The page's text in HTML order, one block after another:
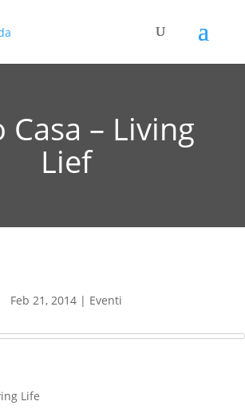
Casa – Living
Lief
Feb 21, 2014 | Eventi
Life